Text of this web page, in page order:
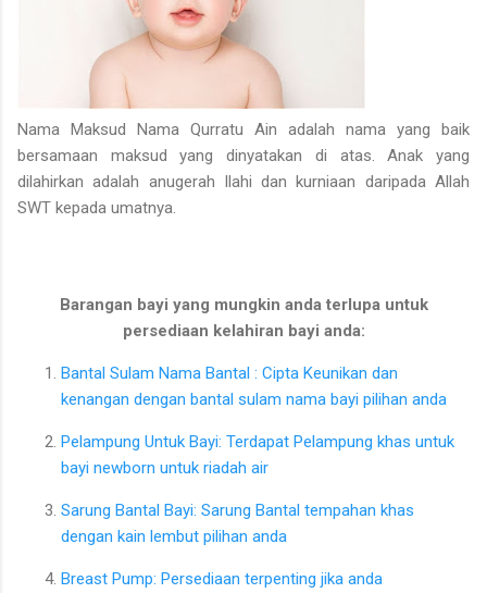
Nama Maksud Nama Qurratu Ain adalah nama yang baik
bersamaan maksud yang dinyatakan di atas. Anak yang
dilahirkan adalah anugerah Ilahi dan kurniaan daripada Allah
SWT kepada umatnya.
Barangan bayi yang mungkin anda terlupa untuk
persediaan kelahiran bayi anda:
Bantal Sulam Nama Bantal : Cipta Keunikan dan
kenangan dengan bantal sulam nama bayi pilihan anda
Pelampung Untuk Bayi: Terdapat Pelampung khas untuk
bayi newborn untuk riadah air
Sarung Bantal Bayi: Sarung Bantal tempahan khas
dengan kain lembut pilihan anda
Breast Pump: Persediaan terpenting jika anda